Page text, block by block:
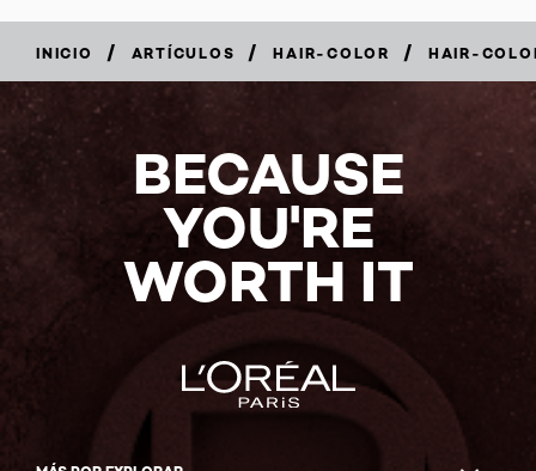
INICIO / ARTÍCULOS / HAIR-COLOR / HAIR-
BECAUSE
YOU'RE
WORTH IT